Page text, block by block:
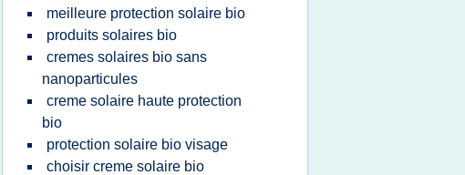
meilleure protection solaire bio
produits solaires bio
cremes solaires bio sans
nanoparticules
creme solaire haute protection
bio
protection solaire bio visage
choisir creme solaire bio